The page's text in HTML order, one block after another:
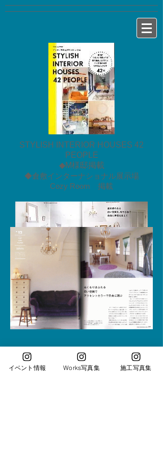
STYLISH INTERIOR HOUSES 42
PEOPLE
◆M様邸掲載
◆倉敷インターナショナル展示場
Cozy Room 掲載
イベント情報 Works写真集 施工写真集